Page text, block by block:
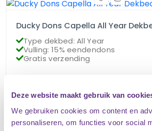
Deze website maakt gebruik van
We gebruiken cookies om content en
personaliseren, om functies voor social
Ducky Dons Capella All Year
Type dekbed: All Year
Vulling: 15% eendendons
Gratis verzending
Op voorraad